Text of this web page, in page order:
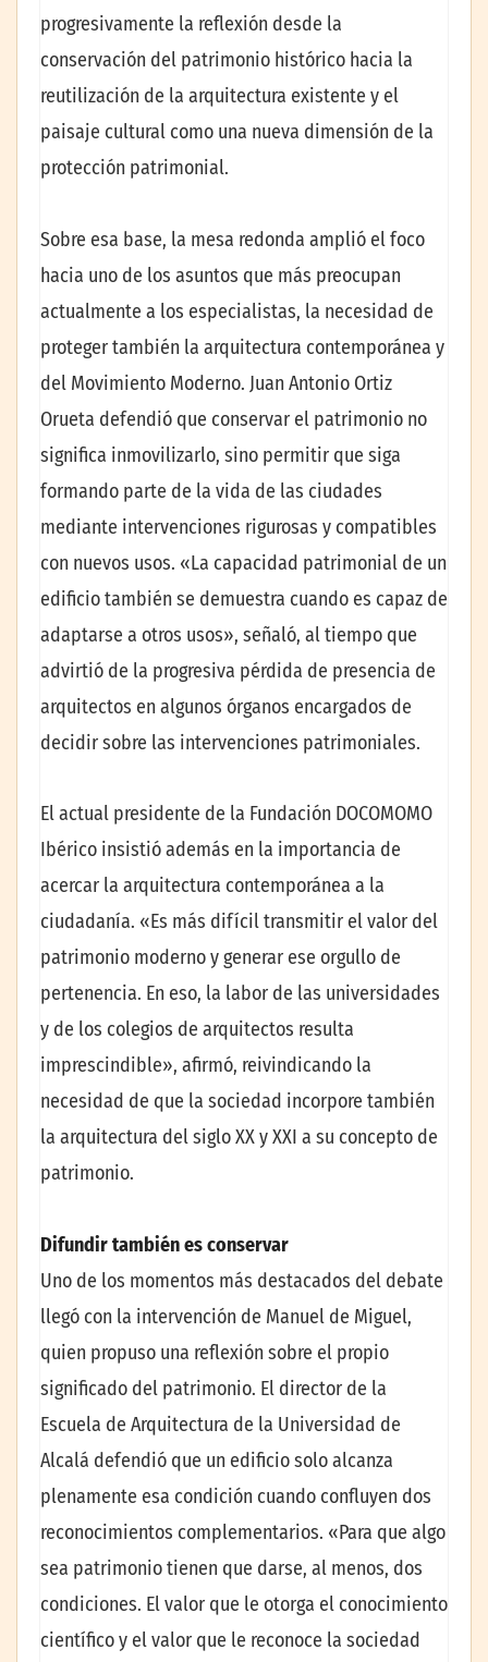
progresivamente la reflexión desde la
conservación del patrimonio histórico hacia la
reutilización de la arquitectura existente y el
paisaje cultural como una nueva dimensión de la
protección patrimonial.
Sobre esa base, la mesa redonda amplió el foco
hacia uno de los asuntos que más preocupan
actualmente a los especialistas, la necesidad de
proteger también la arquitectura contemporánea y
del Movimiento Moderno. Juan Antonio Ortiz
Orueta defendió que conservar el patrimonio no
significa inmovilizarlo, sino permitir que siga
formando parte de la vida de las ciudades
mediante intervenciones rigurosas y compatibles
con nuevos usos. «La capacidad patrimonial de un
edificio también se demuestra cuando es capaz de
adaptarse a otros usos», señaló, al tiempo que
advirtió de la progresiva pérdida de presencia de
arquitectos en algunos órganos encargados de
decidir sobre las intervenciones patrimoniales.
El actual presidente de la Fundación DOCOMOMO
Ibérico insistió además en la importancia de
acercar la arquitectura contemporánea a la
ciudadanía. «Es más difícil transmitir el valor del
patrimonio moderno y generar ese orgullo de
pertenencia. En eso, la labor de las universidades
y de los colegios de arquitectos resulta
imprescindible», afirmó, reivindicando la
necesidad de que la sociedad incorpore también
la arquitectura del siglo XX y XXI a su concepto de
patrimonio.
Difundir también es conservar
Uno de los momentos más destacados del debate
llegó con la intervención de Manuel de Miguel,
quien propuso una reflexión sobre el propio
significado del patrimonio. El director de la
Escuela de Arquitectura de la Universidad de
Alcalá defendió que un edificio solo alcanza
plenamente esa condición cuando confluyen dos
reconocimientos complementarios. «Para que algo
sea patrimonio tienen que darse, al menos, dos
condiciones. El valor que le otorga el conocimiento
científico y el valor que le reconoce la sociedad